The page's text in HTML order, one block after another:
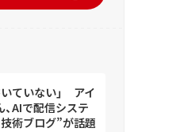
いていない」 アイ
AIで配信システ
術ブログ”が話題